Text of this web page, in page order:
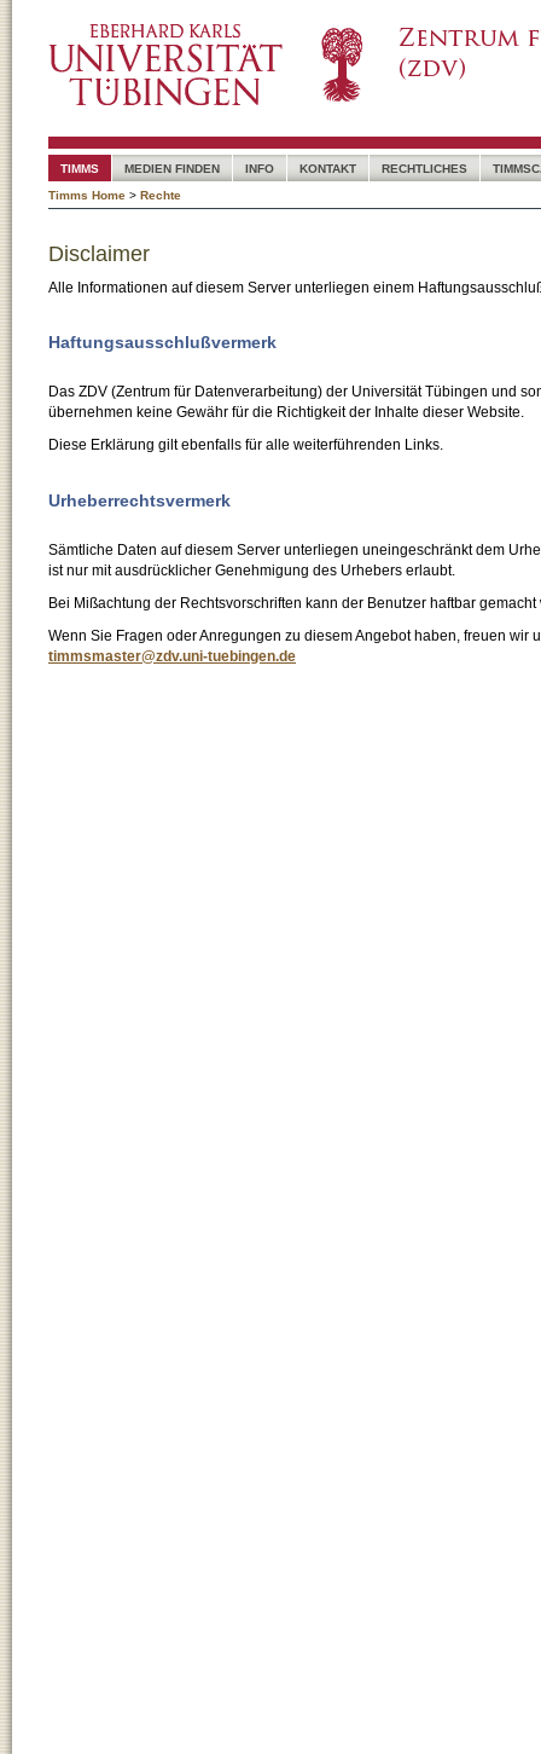
TIMMS MEDIEN FINDEN INFO KONTAKT RECHTLICHES
Timms Home > Rechte
Disclaimer
Alle Informationen auf diesem Server unterliegen einem
Haftungsausschlußvermerk
Das ZDV (Zentrum für Datenverarbeitung) der Universität Tübingen und
übernehmen keine Gewähr für die Richtigkeit der Inhalte dieser Website.
Diese Erklärung gilt ebenfalls für alle weiterführenden Links.
Urheberrechtsvermerk
Sämtliche Daten auf diesem Server unterliegen uneingeschränkt dem
ist nur mit ausdrücklicher Genehmigung des Urhebers erlaubt.
Bei Mißachtung der Rechtsvorschriften kann der Benutzer haftbar gemacht
Wenn Sie Fragen oder Anregungen zu diesem Angebot haben, freuen wir
timmsmaster@zdv.uni-tuebingen.de